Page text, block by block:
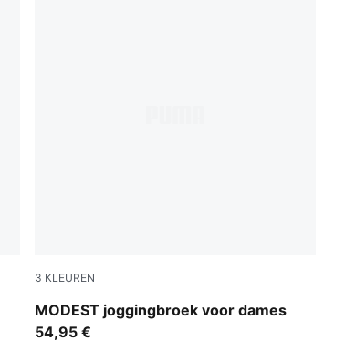
3 KLEUREN
MODEST joggingbroek voor dames
Misty Pink
54,95 €